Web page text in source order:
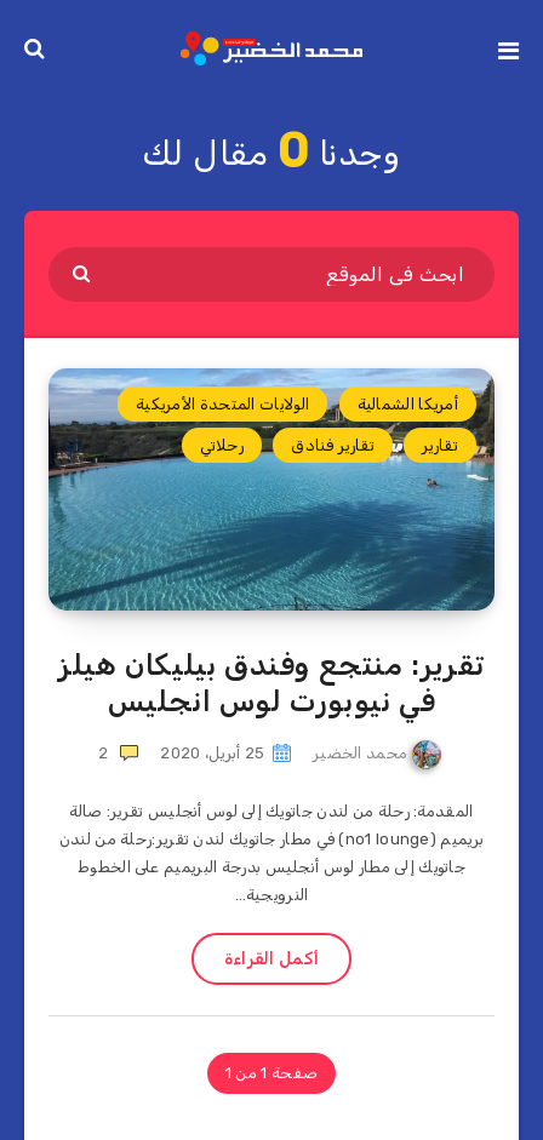
وجدنا 0 مقال لك
أمريكا الشمالية الولايات المتحدة الأمريكية
تقارير تقارير فنادق رحلاتي
تقرير: منتجع وفندق بيليكان هيلز
في نيوبورت لوس انجليس
محمد الخضير 25 أبريل، 2020 2
المقدمة: رحلة من لندن جاتويك إلى لوس أنجليس تقرير: صالة
بريميم (no1 lounge) في مطار جاتويك لندن تقرير:رحلة من لندن
جاتويك إلى مطار لوس أنجليس بدرجة البريميم على الخطوط
النرويجية…
أكمل القراءة
صفحة 1 من 1